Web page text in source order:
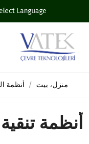
Language
منزل، بيت أنظمة
أنظمة